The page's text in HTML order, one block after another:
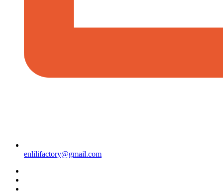
enlilifactory@gmail.com